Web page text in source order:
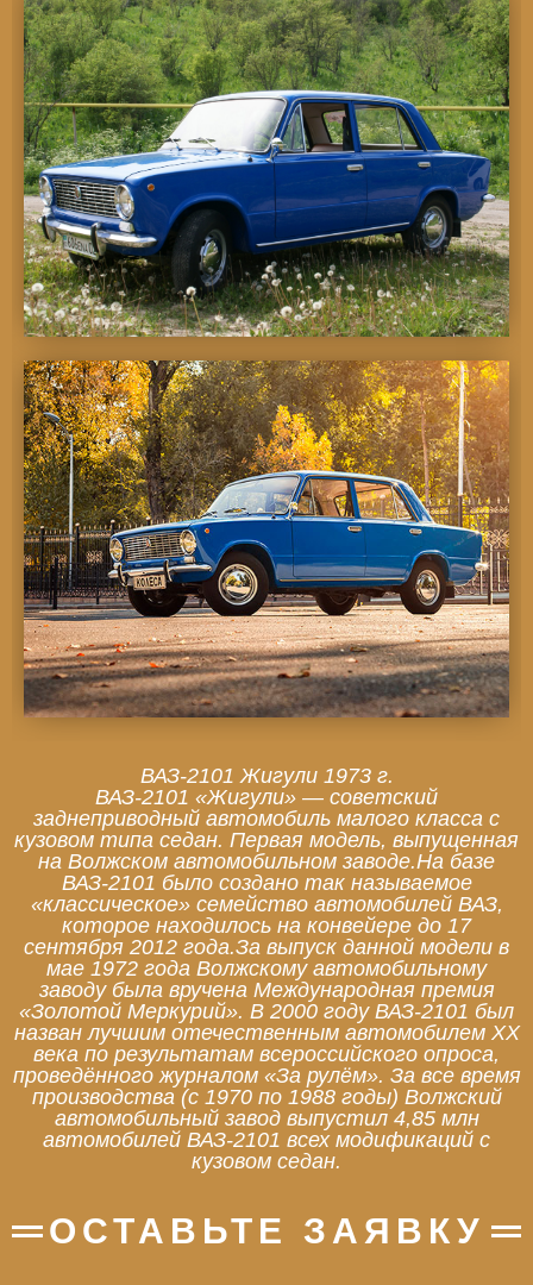
ВАЗ-2101 Жигули 1973 г.
ВАЗ-2101 «Жигули» — советский
заднеприводный автомобиль малого класса с
кузовом типа седан. Первая модель, выпущенная
на Волжском автомобильном заводе.На базе
ВАЗ-2101 было создано так называемое
«классическое» семейство автомобилей ВАЗ,
которое находилось на конвейере до 17
сентября 2012 года.За выпуск данной модели в
мае 1972 года Волжскому автомобильному
заводу была вручена Международная премия
«Золотой Меркурий». В 2000 году ВАЗ-2101 был
назван лучшим отечественным автомобилем XX
века по результатам всероссийского опроса,
проведённого журналом «За рулём». За все время
производства (с 1970 по 1988 годы) Волжский
автомобильный завод выпустил 4,85 млн
автомобилей ВАЗ-2101 всех модификаций с
кузовом седан.
ОСТАВЬТЕ ЗАЯВКУ